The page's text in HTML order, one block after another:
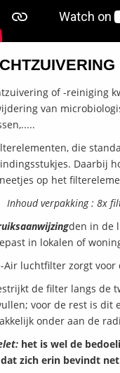
of -reiniging
van
die
Daarbij
op het
Inhoud verpakking : 8x
den in de
in lokalen of
Air luchtfilter zorgt voor
de filter langs de
voor de rest is dit
onder aan de
het is wel de
zich erin bevindt